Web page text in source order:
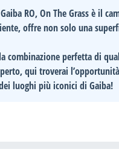
RO,On The Grassè il
offre non solo una
combinazione perfetta di
qui troverai
luoghi più iconici di Gaiba!